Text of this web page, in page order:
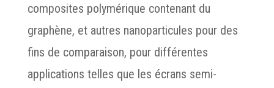
composites polymérique contenant du
graphène, et autres nanoparticules pour des
fins de comparaison, pour différentes
applications telles que les écrans semi-